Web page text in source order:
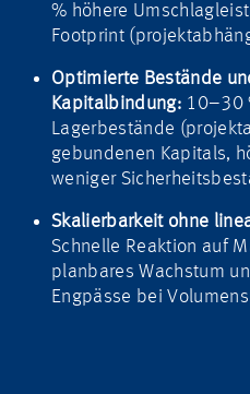
% höhere
Footprint
Optimierte Bestände
Kapitalbindung: 10–30
Lagerbestände
gebundenen Kapitals,
weniger
Skalierbarkeit ohne
Schnelle Reaktion auf
planbares Wachstum
Engpässe bei